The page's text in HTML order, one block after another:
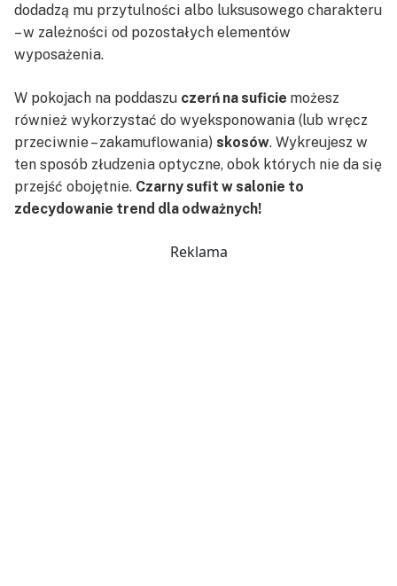
dodadzą mu przytulności albo luksusowego charakteru
– w zależności od pozostałych elementów
wyposażenia.
W pokojach na poddaszu czerń na suficie możesz
również wykorzystać do wyeksponowania (lub wręcz
przeciwnie – zakamuflowania) skosów. Wykreujesz w
ten sposób złudzenia optyczne, obok których nie da się
przejść obojętnie. Czarny sufit w salonie to
zdecydowanie trend dla odważnych!
Reklama